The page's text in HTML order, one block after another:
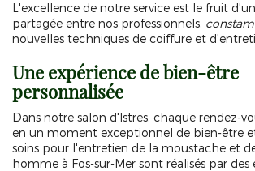
L'excellence de notre service est le fruit
partagée entre nos professionnels,
nouvelles techniques de coiffure et
Une expérience de bien-être
personnalisée
Dans notre salon d'Istres, chaque rendez-
en un moment exceptionnel de bien-être
soins pour l'entretien de la moustache et
homme à Fos-sur-Mer sont réalisés par